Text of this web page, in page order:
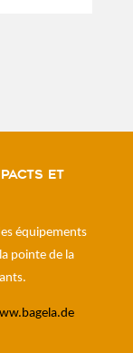
et
équipements
pointe de la